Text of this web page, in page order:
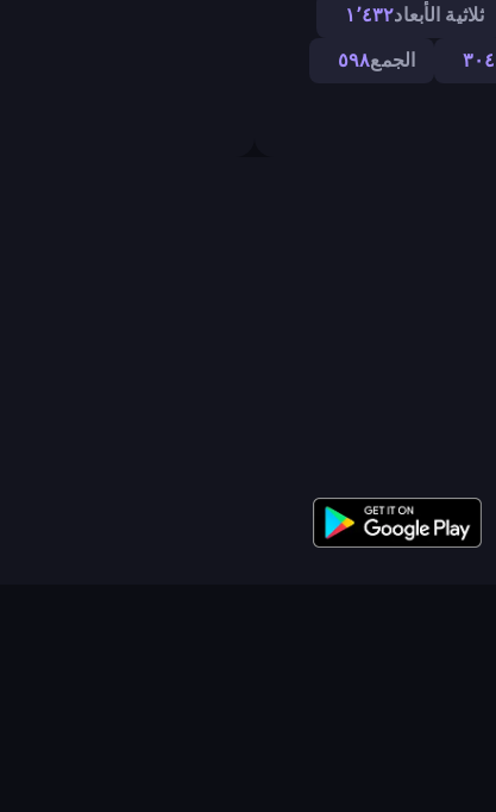
ثلاثية الأبعاد١٬٤٣٢
٣٠٤ الجمع٥٩٨